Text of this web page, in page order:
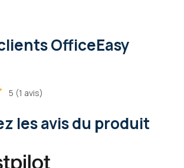
OfficeEasy
5 (1 avis)
les avis du produit